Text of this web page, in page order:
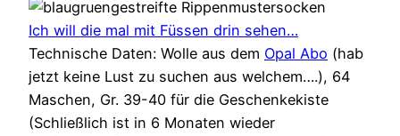
Ich will die mal mit Füssen drin sehen…
Technische Daten: Wolle aus dem Opal Abo (hab
jetzt keine Lust zu suchen aus welchem….), 64
Maschen, Gr. 39-40 für die Geschenkekiste
(Schließlich ist in 6 Monaten wieder